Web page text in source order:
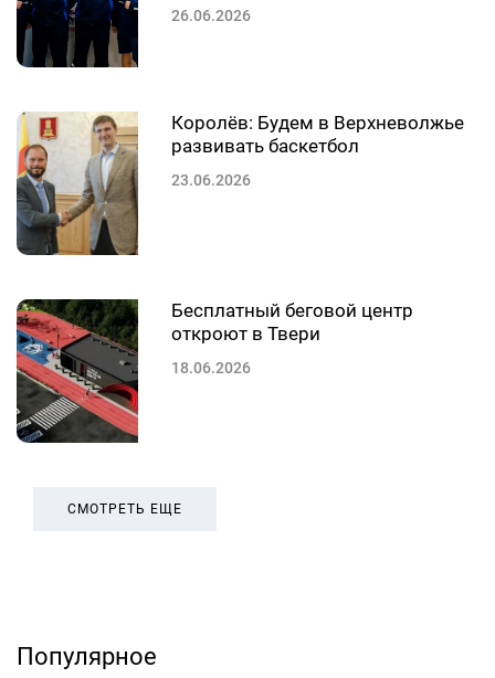
26.06.2026
Королёв: Будем в Верхневолжье
развивать баскетбол
23.06.2026
Бесплатный беговой центр
откроют в Твери
18.06.2026
СМОТРЕТЬ ЕЩЕ
Популярное